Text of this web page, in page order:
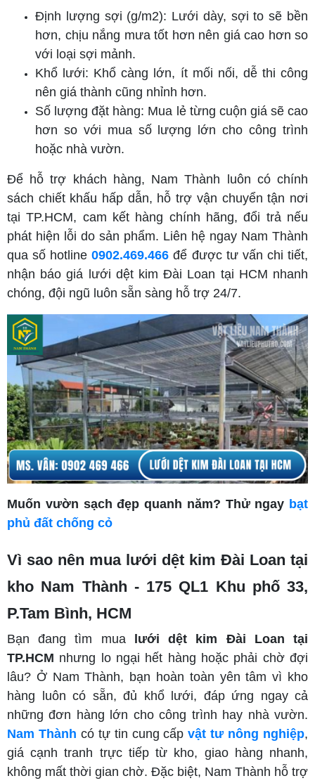
Định lượng sợi (g/m2): Lưới dày, sợi to sẽ bền
hơn, chịu nắng mưa tốt hơn nên giá cao hơn so
với loại sợi mảnh.
Khổ lưới: Khổ càng lớn, ít mối nối, dễ thi công
nên giá thành cũng nhỉnh hơn.
Số lượng đặt hàng: Mua lẻ từng cuộn giá sẽ cao
hơn so với mua số lượng lớn cho công trình
hoặc nhà vườn.
Để hỗ trợ khách hàng, Nam Thành luôn có chính
sách chiết khấu hấp dẫn, hỗ trợ vận chuyển tận nơi
tại TP.HCM, cam kết hàng chính hãng, đổi trả nếu
phát hiện lỗi do sản phẩm. Liên hệ ngay Nam Thành
qua số hotline0902.469.466 để được tư vấn chi tiết,
nhận báo giá lưới dệt kim Đài Loan tại HCM nhanh
chóng, đội ngũ luôn sẵn sàng hỗ trợ 24/7.
Muốn vườn sạch đẹp quanh năm? Thử ngay bạt
phủ đất chống cỏ
Vì sao nên mua lưới dệt kim Đài Loan tại
kho Nam Thành - 175 QL1 Khu phố 33,
P.Tam Bình, HCM
Bạn đang tìm mua
lưới dệt kim Đài Loan tại
TP.HCM nhưng lo ngại hết hàng hoặc phải chờ đợi
lâu? Ở Nam Thành, bạn hoàn toàn yên tâm vì kho
hàng luôn có sẵn, đủ khổ lưới, đáp ứng ngay cả
những đơn hàng lớn cho công trình hay nhà vườn.
Nam Thành có tự tin cung cấpvật tư nông nghiệp,
giá cạnh tranh trực tiếp từ kho, giao hàng nhanh,
không mất thời gian chờ. Đặc biệt, Nam Thành hỗ trợ